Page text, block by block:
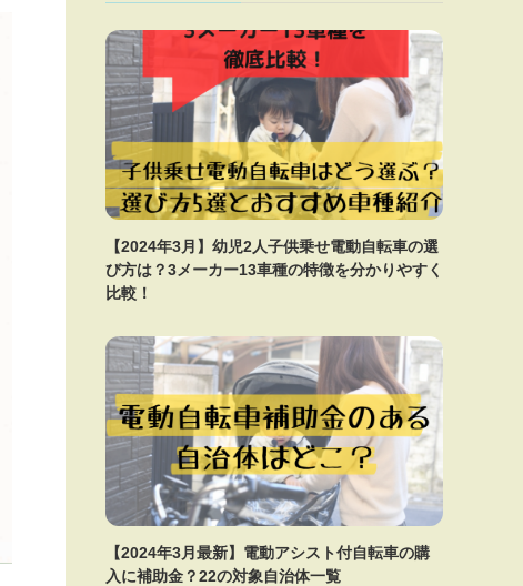
【2024年3月】幼児2人子供乗せ電動自転車の選
び方は？3メーカー13車種の特徴を分かりやすく
比較！
【2024年3月最新】電動アシスト付自転車の購
入に補助金？22の対象自治体一覧